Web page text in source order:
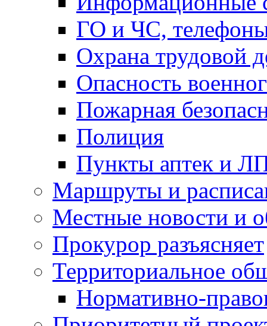
ГО и ЧС,
Охрана трудовой
Опасность
Пожарная
Полиция
Пункты аптек и
Маршруты и
Местные новости и
Прокурор разъясняет
Территориальное
Нормативно-